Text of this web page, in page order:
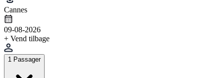
Cannes
09-08-2026
+ Vend tilbage
1 Passager